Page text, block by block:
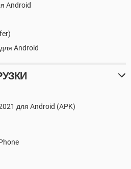
Android
Android
для Android (APK)